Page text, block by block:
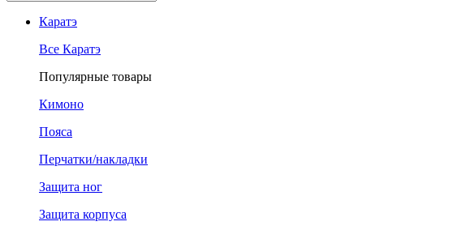
Каратэ
Все Каратэ
Популярные товары
Кимоно
Пояса
Перчатки/накладки
Защита ног
Защита корпуса